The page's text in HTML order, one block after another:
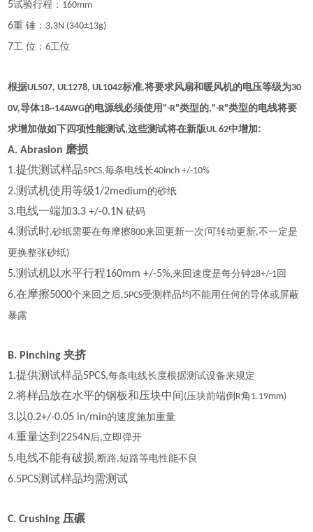
5试验行程： 160mm
6重 锤： 3.3N (340±13g)
7工 位：6工位
根据UL507, UL1278, UL1042标准,将要求风扇和暖风机的电压等级为30
0V,导体18~14AWG的电源线必须使用 "-R"类型的,"-R"类型的电线将要
求增加做如下四项性能测试,这些测试将在新版UL 62中增加 :
A. Abrasion 磨损
1.提供测试样品5PCS,每条电线长40inch +/-10%
2.测试机使用等级1/2medium的砂纸
3.电线一端加3.3 +/-0.1N砝码
4.测试时,砂纸需要在每摩擦800来回更新一次(可转动更新,不一定是
更换整张砂纸)
5.测试机以水平行程160mm +/-5%,来回速度是每分钟28+/-1回
6.在摩擦5000个来回之后,5PCS受测样品均不能用任何的导体或屏蔽
暴露
B. Pinching夹挤
1.提供测试样品5PCS,每条电线长度根据测试设备来规定
2.将样品放在水平的钢板和压块中间 (压块前端倒 R角 1.19mm)
3. 以0.2+/-0.05 in/min的速度施加重量
4.重量达到 2254N 后,立即弹开
5.电线不能有破损,断路,短路等电性能不良
6.5PCS测试样品均需测试
C. Crushing 压碾